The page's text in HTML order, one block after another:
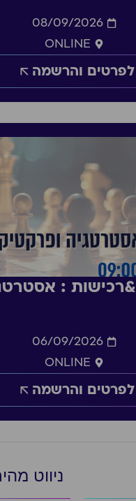
08/09/2026
ONLINE
לפרטים והרשמה
:
06/09/2026
ONLINE
לפרטים והרשמה
ניווט